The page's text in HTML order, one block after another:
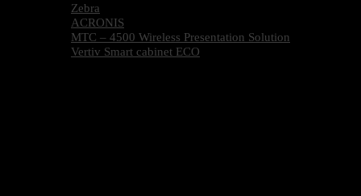
Zebra
ACRONIS
MTC – 4500 Wireless Presentation Solution
Vertiv Smart cabinet ECO